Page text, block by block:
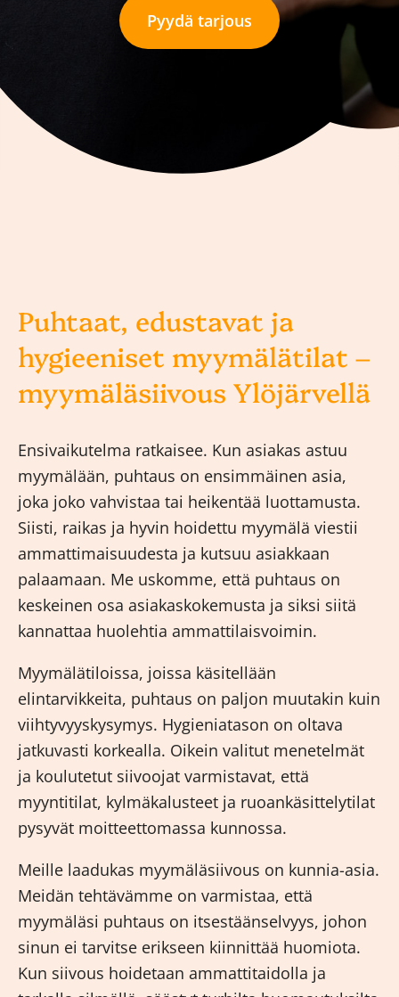
Pyydä tarjous
Puhtaat, edustavat ja
hygieeniset myymälätilat –
myymäläsiivous Ylöjärvellä
Ensivaikutelma ratkaisee. Kun asiakas astuu
myymälään, puhtaus on ensimmäinen asia,
joka joko vahvistaa tai heikentää luottamusta.
Siisti, raikas ja hyvin hoidettu myymälä viestii
ammattimaisuudesta ja kutsuu asiakkaan
palaamaan. Me uskomme, että puhtaus on
keskeinen osa asiakaskokemusta ja siksi siitä
kannattaa huolehtia ammattilaisvoimin.
Myymälätiloissa, joissa käsitellään
elintarvikkeita, puhtaus on paljon muutakin kuin
viihtyvyyskysymys. Hygieniatason on oltava
jatkuvasti korkealla. Oikein valitut menetelmät
ja koulutetut siivoojat varmistavat, että
myyntitilat, kylmäkalusteet ja ruoankäsittelytilat
pysyvät moitteettomassa kunnossa.
Meille laadukas myymäläsiivous on kunnia-asia.
Meidän tehtävämme on varmistaa, että
myymäläsi puhtaus on itsestäänselvyys, johon
sinun ei tarvitse erikseen kiinnittää huomiota.
Kun siivous hoidetaan ammattitaidolla ja